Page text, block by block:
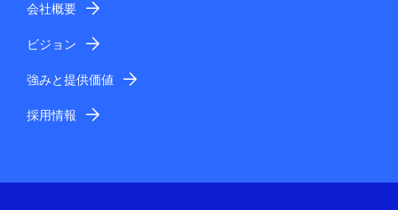
会社概要
ビジョン
強みと提供価値
採用情報